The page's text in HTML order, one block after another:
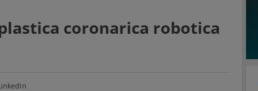
coronarica robotica